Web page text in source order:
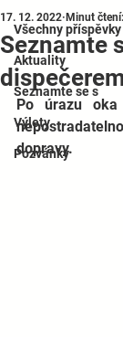
Všechny příspěvky
Aktuality
Seznamte se s
Výlety
Pozvánky
Seznamte
17. 12. 2022 Minut
Po úrazu
dopravy.